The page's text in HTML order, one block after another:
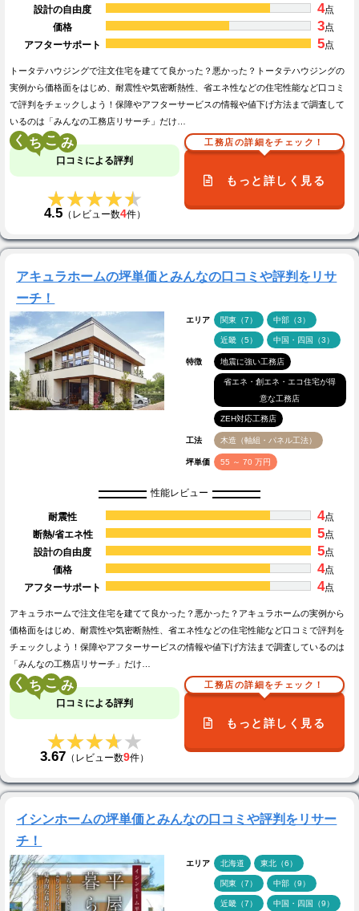
設計の自由度
4点
価格
3点
アフターサポート
5点
トータテハウジングで注文住宅を建てて良かった？悪かった？トータテハウジングの
実例から価格面をはじめ、耐震性や気密断熱性、省エネ性などの住宅性能など口コミ
で評判をチェックしよう！保障やアフターサービスの情報や値下げ方法まで調査して
いるのは「みんなの工務店リサーチ」だけ…
く こ
口コミによる評判
★★★★★
★★★★★
4.5（レビュー数4件）
工務店の詳細をチェック！
もっと詳しく見る
アキュラホームの坪単価とみんなの口コミや評判をリサ
ーチ！
エリア 関東（7） 中部（3）
近畿（5） 中国・四国（3）
特徴 地震に強い工務店
省エネ・創エネ・エコ住宅が得
意な工務店
ZEH対応工務店
工法 木造（軸組・パネル工法）
坪単価 55 ～ 70 万円
性能レビュー
耐震性 4点
断熱/省エネ性
5点
設計の自由度
5点
価格
4点
アフターサポート
4点
アキュラホームで注文住宅を建てて良かった？悪かった？アキュラホームの実例から
価格面をはじめ、耐震性や気密断熱性、省エネ性などの住宅性能など口コミで評判を
チェックしよう！保障やアフターサービスの情報や値下げ方法まで調査しているのは
「みんなの工務店リサーチ」だけ…
く こ
口コミによる評判
★★★★★
★★★★★
3.67 （レビュー数9件）
工務店の詳細をチェック！
もっと詳しく見る
イシンホームの坪単価とみんなの口コミや評判をリサー
チ！
エリア 北海道 東北（6）
関東（7） 中部（9）
近畿（7） 中国・四国（9）